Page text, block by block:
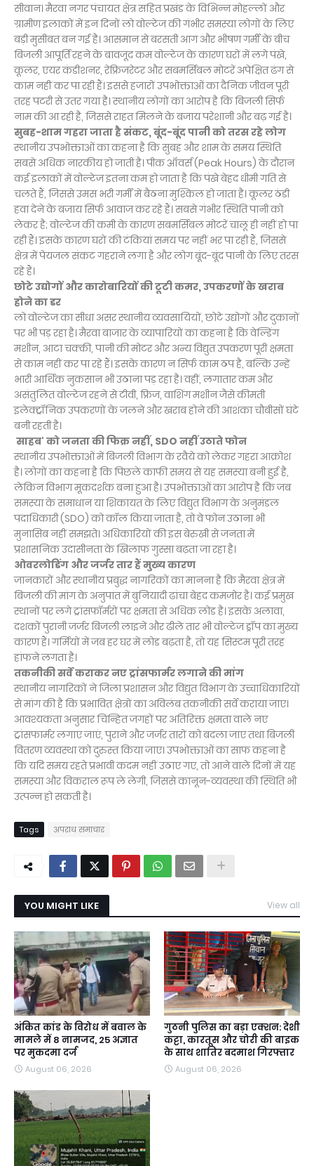
सीवान। मैरवा नगर पंचायत क्षेत्र सहित प्रखंड के विभिन्न मोहल्लों और
ग्रामीण इलाकों में इन दिनों लो वोल्टेज की गंभीर समस्या लोगों के लिए
बड़ी मुसीबत बन गई है। आसमान से बरसती आग और भीषण गर्मी के बीच
बिजली आपूर्ति रहने के बावजूद कम वोल्टेज के कारण घरों में लगे पंखे,
कूलर, एयर कंडीशनर, रेफ्रिजरेटर और सबमर्सिबल मोटरें अपेक्षित ढंग से
काम नहीं कर पा रही हैं। इससे हजारों उपभोक्ताओं का दैनिक जीवन पूरी
तरह पटरी से उतर गया है। स्थानीय लोगों का आरोप है कि बिजली सिर्फ
नाम की आ रही है, जिससे राहत मिलने के बजाय परेशानी और बढ़ गई है।
सुबह-शाम गहरा जाता है संकट, बूंद-बूंद पानी को तरस रहे लोग
स्थानीय उपभोक्ताओं का कहना है कि सुबह और शाम के समय स्थिति
सबसे अधिक नारकीय हो जाती है। पीक ऑवर्स (Peak Hours) के दौरान
कई इलाकों में वोल्टेज इतना कम हो जाता है कि पंखे बेहद धीमी गति से
चलते हैं, जिससे उमस भरी गर्मी में बैठना मुश्किल हो जाता है। कूलर ठंडी
हवा देने के बजाय सिर्फ आवाज कर रहे हैं। सबसे गंभीर स्थिति पानी को
लेकर है; वोल्टेज की कमी के कारण सबमर्सिबल मोटरें चालू ही नहीं हो पा
रही हैं। इसके कारण घरों की टंकियां समय पर नहीं भर पा रही हैं, जिससे
क्षेत्र में पेयजल संकट गहराने लगा है और लोग बूंद-बूंद पानी के लिए तरस
रहे हैं।
छोटे उद्योगों और कारोबारियों की टूटी कमर, उपकरणों के खराब
होने का डर
लो वोल्टेज का सीधा असर स्थानीय व्यवसायियों, छोटे उद्योगों और दुकानों
पर भी पड़ रहा है। मैरवा बाजार के व्यापारियों का कहना है कि वेल्डिंग
मशीन, आटा चक्की, पानी की मोटर और अन्य विद्युत उपकरण पूरी क्षमता
से काम नहीं कर पा रहे हैं। इसके कारण न सिर्फ काम ठप है, बल्कि उन्हें
भारी आर्थिक नुकसान भी उठाना पड़ रहा है। वहीं, लगातार कम और
असंतुलित वोल्टेज रहने से टीवी, फ्रिज, वाशिंग मशीन जैसे कीमती
इलेक्ट्रॉनिक उपकरणों के जलने और खराब होने की आशंका चौबीसों घंटे
बनी रहती है।
साहब' को जनता की फिक्र नहीं, SDO नहीं उठाते फोन
स्थानीय उपभोक्ताओं में बिजली विभाग के रवैये को लेकर गहरा आक्रोश
है। लोगों का कहना है कि पिछले काफी समय से यह समस्या बनी हुई है,
लेकिन विभाग मूकदर्शक बना हुआ है। उपभोक्ताओं का आरोप है कि जब
समस्या के समाधान या शिकायत के लिए विद्युत विभाग के अनुमंडल
पदाधिकारी (SDO) को कॉल किया जाता है, तो वे फोन उठाना भी
मुनासिब नहीं समझते। अधिकारियों की इस बेरुखी से जनता में
प्रशासनिक उदासीनता के खिलाफ गुस्सा बढ़ता जा रहा है।
ओवरलोडिंग और जर्जर तार हैं मुख्य कारण
जानकारों और स्थानीय प्रबुद्ध नागरिकों का मानना है कि मैरवा क्षेत्र में
बिजली की मांग के अनुपात में बुनियादी ढांचा बेहद कमजोर है। कई प्रमुख
स्थानों पर लगे ट्रांसफॉर्मरों पर क्षमता से अधिक लोड है। इसके अलावा,
दशकों पुरानी जर्जर बिजली लाइनें और ढीले तार भी वोल्टेज ड्रॉप का मुख्य
कारण हैं। गर्मियों में जब हर घर में लोड बढ़ता है, तो यह सिस्टम पूरी तरह
हांफने लगता है।
तकनीकी सर्वे कराकर नए ट्रांसफार्मर लगाने की मांग
स्थानीय नागरिकों ने जिला प्रशासन और विद्युत विभाग के उच्चाधिकारियों
से मांग की है कि प्रभावित क्षेत्रों का अविलंब तकनीकी सर्वे कराया जाए।
आवश्यकता अनुसार चिन्हित जगहों पर अतिरिक्त क्षमता वाले नए
ट्रांसफार्मर लगाए जाएं, पुराने और जर्जर तारों को बदला जाए तथा बिजली
वितरण व्यवस्था को दुरुस्त किया जाए। उपभोक्ताओं का साफ कहना है
कि यदि समय रहते प्रभावी कदम नहीं उठाए गए, तो आने वाले दिनों में यह
समस्या और विकराल रूप ले लेगी, जिससे कानून-व्यवस्था की स्थिति भी
उत्पन्न हो सकती है।
Tags अपराध समाचार
YOU MIGHT LIKE View all
अंकित कांड के विरोध में बवाल के
मामले में 8 नामजद, 25 अज्ञात
पर मुकदमा दर्ज
August 06, 2026
गुठनी पुलिस का बड़ा एक्शन: देशी
कट्टा, कारतूस और चोरी की बाइक
के साथ शातिर बदमाश गिरफ्तार
August 06, 2026